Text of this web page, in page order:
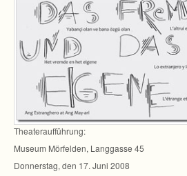
Thea­ter­auf­füh­rung:
Museum Mör­fel­den, Lang­gasse 45
Don­ners­tag, den 17. Juni 2008